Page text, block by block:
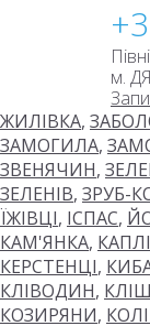
м.
ЖИЛІВКА,
ЗАМОГИЛА,
ЗВЕНЯЧИН,
ЗЕЛЕНІВ, ЗРУБ-
ЇЖІВЦІ, ІСПАС,
КАМ'ЯНКА,
КЕРСТЕНЦІ,
КЛІВОДИН,
КОЗИРЯНИ,